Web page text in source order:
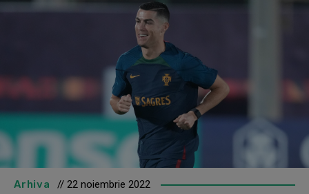
Arhiva // 22 noiembrie 2022